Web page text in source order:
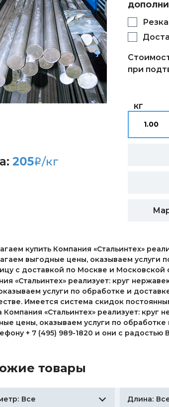
Резка
при
205i/кг
КГ
купить Компания «Стальинтех»
выгодные цены, оказываем услуги
с доставкой по Москве и Московской
«Стальинтех» реализует: круг
услуги по обработке и
Имеется система скидок
Компания «Стальинтех» реализует:
цены, оказываем услуги по
+ 7 (495) 989-1820 и они с
товары
Все Длина: